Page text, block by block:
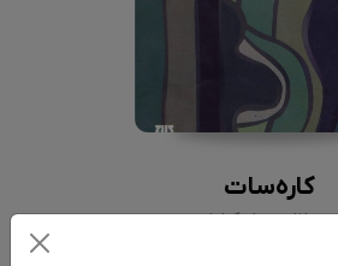
کارەسات
جەلال مەلەکشا